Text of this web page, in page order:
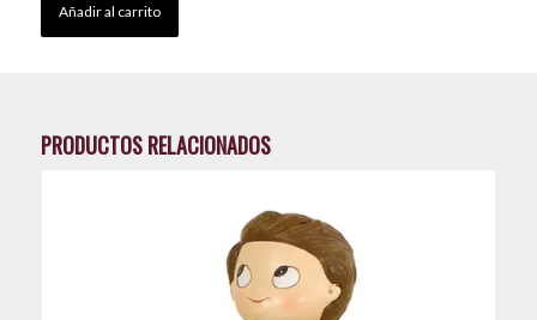
Añadir al carrito
PRODUCTOS RELACIONADOS